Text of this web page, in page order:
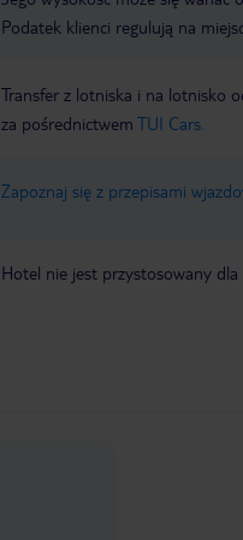
Podatek klienci regulują na
Transfer z lotniska i na lotnisko
za pośrednictwem TUI Cars.
Zapoznaj się z przepisami
Hotel nie jest przystosowany dla